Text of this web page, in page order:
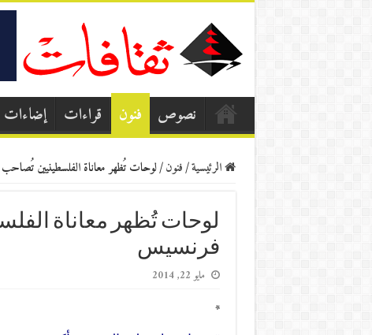
نصوص فنون قراءات إضاءات
الرئيسية/فنون/لوحات تُظهر معاناة الفلسطينيين تُصاحب
لوحات تُظهر معاناة
فرنسيس
مايو 22, 2014
*